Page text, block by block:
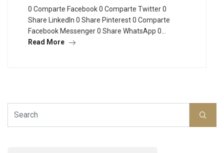
0 Comparte Facebook 0 Comparte Twitter 0
Share LinkedIn 0 Share Pinterest 0 Comparte
Facebook Messenger 0 Share WhatsApp 0…
Read More